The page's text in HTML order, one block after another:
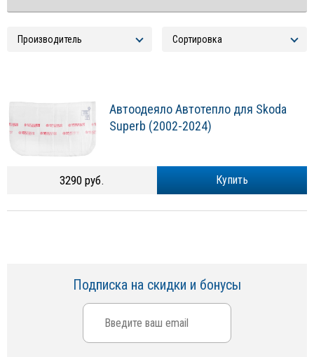
Автоодеяло Автотепло для Skoda
Superb (2002-2024)
Купить
3290 руб.
Подписка на скидки и бонусы